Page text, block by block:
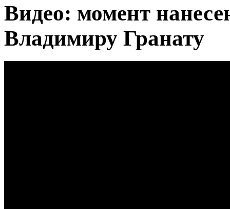
Видео: момент
Владимиру Гранату